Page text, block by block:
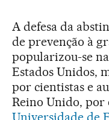
A defesa da
de prevenção à
popularizou-se
Estados Unidos,
por cientistas e
Reino Unido,
Universidade de